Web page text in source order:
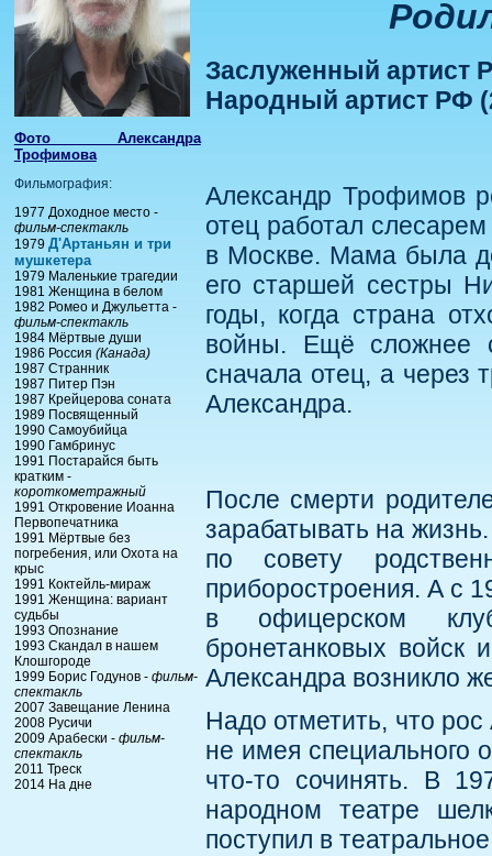
Фото Александра
Трофимова
Фильмография:
1977 Доходное место -
фильм-спектакль
1979 Д'Артаньян и три
мушкетера
1979 Маленькие трагедии
1981 Женщина в белом
1982 Ромео и Джульетта -
фильм-спектакль
1984 Мёртвые души
1986 Россия (Канада)
1987 Странник
1987 Питер Пэн
1987 Крейцерова соната
1989 Посвященный
1990 Самоубийца
1990 Гамбринус
1991 Постарайся быть
кратким -
короткометражный
1991 Откровение Иоанна
Первопечатника
1991 Мёртвые без
погребения, или Охота на
крыс
1991 Коктейль-мираж
1991 Женщина: вариант
судьбы
1993 Опознание
1993 Скандал в нашем
Клошгороде
1999 Борис Годунов -фильм-
спектакль
2007 Завещание Ленина
2008 Русичи
2009 Арабески - фильм-
спектакль
2011 Треск
2014 На дне
Заслуженный артист
Народный артист РФ
Александр Трофимов
отец работал
в Москве. Мама была
его старшей сестры
годы, когда страна
войны. Ещё сложнее
сначала отец, а через
Александра.
После смерти
зарабатывать на
по совету
приборостроения. А с
в офицерском
бронетанковых войск
Александра возникло
Надо отметить, что
не имея специального
что-то сочинять. В
народном театре
поступил в